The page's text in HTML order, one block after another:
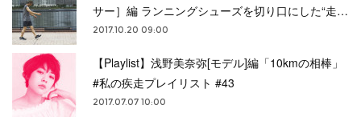
サー］編 ランニングシューズを切り口にした“走…
2017.10.20 09:00
【Playlist】浅野美奈弥[モデル]編「10kmの相棒」
#私の疾走プレイリスト #43
2017.07.07 10:00